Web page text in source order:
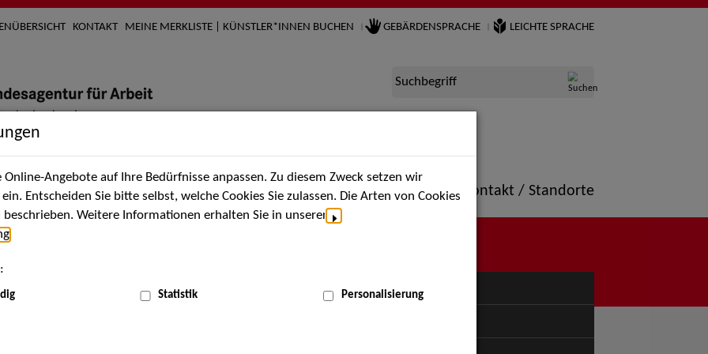
KONTAKT MEINE MERKLISTE | KÜNSTLER*INNEN BUCHEN GEBÄRDENSPRACHE LEICHTE SPRACHE
Suchbegriff
Künstler*innen Über uns Aktuelles Termine Portfolio Kontakt / Standorte
MENÜ
Angebote auf Ihre Bedürfnisse anpassen. Zu diesem Zweck setzen wir
Entscheiden Sie bitte selbst, welche Cookies Sie zulassen. Die Arten von Cookies
Weitere Informationen erhalten Sie in unserer
Statistik Personalisierung